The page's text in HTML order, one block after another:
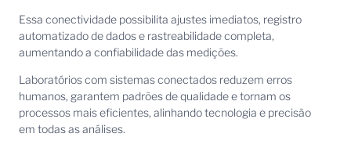
Essa conectividade possibilita ajustes imediatos, registro
automatizado de dados e rastreabilidade completa,
aumentando a confiabilidade das medições.
Laboratórios com sistemas conectados reduzem erros
humanos, garantem padrões de qualidade e tornam os
processos mais eficientes, alinhando tecnologia e precisão
em todas as análises.